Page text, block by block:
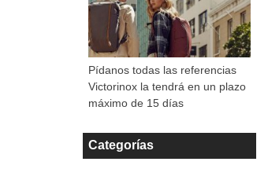
Pídanos todas las referencias
Victorinox la tendrá en un plazo
máximo de 15 días
Categorías